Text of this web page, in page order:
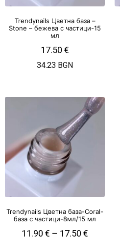
Trendynails Цветна база –
Stone – бежева с частици-15
мл
17.50 €
34.23 BGN
Trendynails Цветна база-Coral-
база с частици-8мл/15 мл
11.90 € – 17.50 €